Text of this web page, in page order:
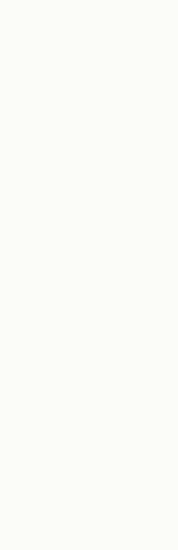
1 Place de la